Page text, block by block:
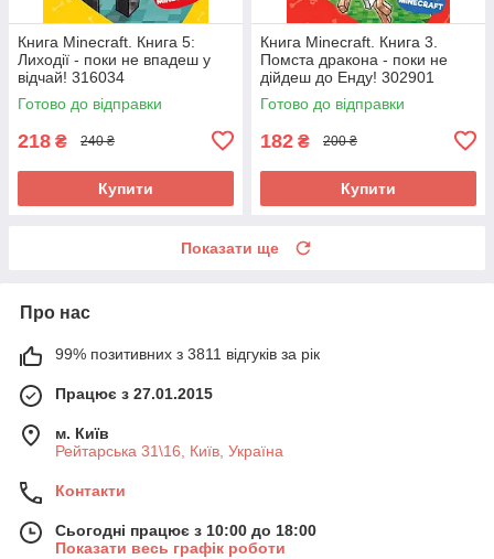
Книга Minecraft. Книга 5:
Лиходії - поки не впадеш у
відчай! 316034
Готово до відправки
218 ₴ 240 ₴
Купити
Книга Minecraft. Книга 3.
Помста дракона - поки не
дійдеш до Енду! 302901
Готово до відправки
182 ₴ 200 ₴
Купити
Показати ще
Про нас
99% позитивних з 3811 відгуків за рік
Працює з 27.01.2015
м. Київ
Рейтарська 31\16, Київ, Україна
Контакти
Сьогодні працює з 10:00 до 18:00
Показати весь графік роботи